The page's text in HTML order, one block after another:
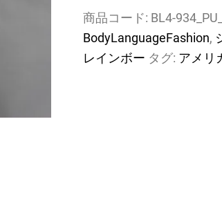
商品コード: BL4-
BodyLanguageFashion,
レインボー タグ: アメリ